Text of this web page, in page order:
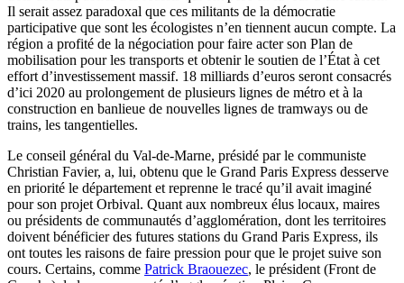
Il serait assez paradoxal que ces militants de la démocratie
participative que sont les écologistes n’en tiennent aucun compte. La
région a profité de la négociation pour faire acter son Plan de
mobilisation pour les transports et obtenir le soutien de l’État à cet
effort d’investissement massif. 18 milliards d’euros seront consacrés
d’ici 2020 au prolongement de plusieurs lignes de métro et à la
construction en banlieue de nouvelles lignes de tramways ou de
trains, les tangentielles.
Le conseil général du Val-de-Marne, présidé par le communiste
Christian Favier, a, lui, obtenu que le Grand Paris Express desserve
en priorité le département et reprenne le tracé qu’il avait imaginé
pour son projet Orbival. Quant aux nombreux élus locaux, maires
ou présidents de communautés d’agglomération, dont les territoires
doivent bénéficier des futures stations du Grand Paris Express, ils
ont toutes les raisons de faire pression pour que le projet suive son
cours. Certains, comme Patrick Braouezec, le président (Front de